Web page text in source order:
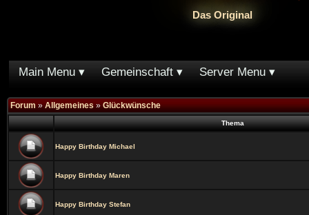
Das Original
Main Menu Gemeinschaft Server Menu
Forum»Allgemeines»Glückwünsche
Thema
Happy Birthday Michael
Happy Birthday Maren
Happy Birthday Stefan